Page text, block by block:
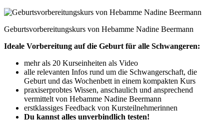
Geburtsvorbereitungskurs von Hebamme Nadine Beermann
Ideale Vorbereitung auf die Geburt für alle Schwangeren:
mehr als 20 Kurseinheiten als Video
alle relevanten Infos rund um die Schwangerschaft, die
Geburt und das Wochenbett in einem kompakten Kurs
praxiserprobtes Wissen, anschaulich und ansprechend
vermittelt von Hebamme Nadine Beermann
erstklassiges Feedback von Kursteilnehmerinnen
Du kannst alles unverbindlich testen!